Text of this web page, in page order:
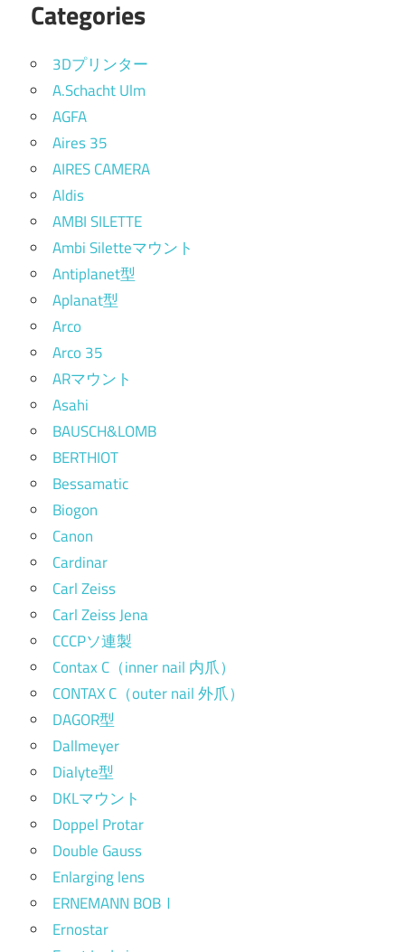
Categories
3Dプリンター
A.Schacht Ulm
AGFA
Aires 35
AIRES CAMERA
Aldis
AMBI SILETTE
Ambi Siletteマウント
Antiplanet型
Aplanat型
Arco
Arco 35
ARマウント
Asahi
BAUSCH&LOMB
BERTHIOT
Bessamatic
Biogon
Canon
Cardinar
Carl Zeiss
Carl Zeiss Jena
CCCPソ連製
Contax C（inner nail 内爪）
CONTAX C（outer nail 外爪）
DAGOR型
Dallmeyer
Dialyte型
DKLマウント
Doppel Protar
Double Gauss
Enlarging lens
ERNEMANN BOBⅠ
Ernostar